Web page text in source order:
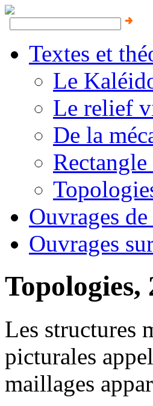
Textes et
Le
Le relief
De la
Ouvrages
Ouvrages
Topologies,
Les structures
picturales
maillages